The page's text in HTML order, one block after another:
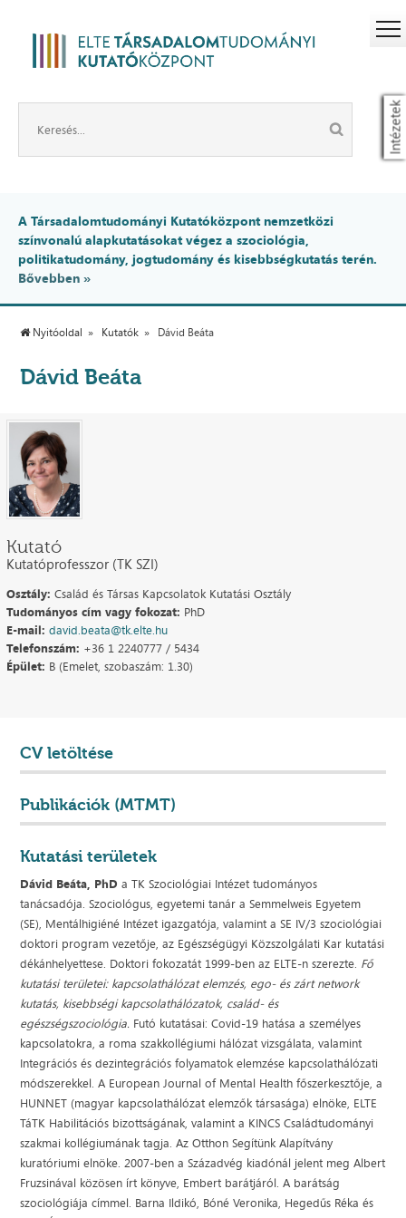
Intézetek
A Társadalomtudományi Kutatóközpont nemzetközi
színvonalú alapkutatásokat végez a szociológia,
politikatudomány, jogtudomány és kisebbségkutatás terén.
Bővebben »
Nyitóoldal Kutatók Dávid Beáta
Dávid Beáta
Kutató
Kutatóprofesszor (TK SZI)
Osztály: Család és Társas Kapcsolatok Kutatási Osztály
Tudományos cím vagy fokozat: PhD
E-mail: david.beata@tk.elte.hu
Telefonszám: +36 1 2240777 / 5434
Épület: B (Emelet, szobaszám: 1.30)
CV letöltése
Publikációk (MTMT)
Kutatási területek
Dávid Beáta, PhD a TK Szociológiai Intézet tudományos
tanácsadója. Szociológus, egyetemi tanár a Semmelweis Egyetem
(SE), Mentálhigiéné Intézet igazgatója, valamint a SE IV/3 szociológiai
doktori program vezetője, az Egészségügyi Közszolgálati Kar kutatási
dékánhelyettese. Doktori fokozatát 1999-ben az ELTE-n szerezte. Fő
kutatási területei: kapcsolathálózat elemzés, ego- és zárt network
kutatás, kisebbségi kapcsolathálózatok, család- és
egészségszociológia. Futó kutatásai: Covid-19 hatása a személyes
kapcsolatokra, a roma szakkollégiumi hálózat vizsgálata, valamint
Integrációs és dezintegrációs folyamatok elemzése kapcsolathálózati
módszerekkel. A European Journal of Mental Health főszerkesztője, a
HUNNET (magyar kapcsolathálózat elemzők társasága) elnöke, ELTE
TáTK Habilitációs bizottságának, valamint a KINCS Családtudományi
szakmai kollégiumának tagja. Az Otthon Segítünk Alapítvány
kuratóriumi elnöke. 2007-ben a Századvég kiadónál jelent meg Albert
Fruzsinával közösen írt könyve, Embert barátjáról. A barátság
szociológiája címmel. Barna Ildikó, Bóné Veronika, Hegedűs Réka és